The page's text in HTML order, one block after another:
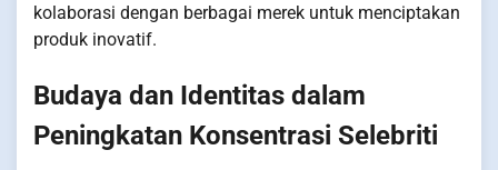
kolaborasi dengan berbagai merek untuk menciptakan
produk inovatif.
Budaya dan Identitas dalam
Peningkatan Konsentrasi Selebriti